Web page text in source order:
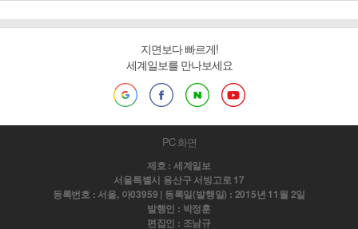
지면보다 빠르게!
세계일보를 만나보세요
PC 화면
제호 : 세계일보
서울특별시 용산구 서빙고로 17
등록번호 : 서울, 아03959 | 등록일(발행일) : 2015년 11월 2일
발행인 : 박정훈
편집인 : 조남규